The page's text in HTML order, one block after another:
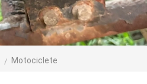
Motociclete